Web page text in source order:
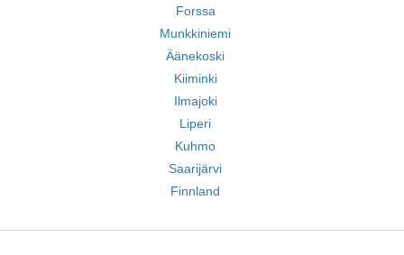
Forssa
Munkkiniemi
Äänekoski
Kiiminki
Ilmajoki
Liperi
Kuhmo
Saarijärvi
Finnland